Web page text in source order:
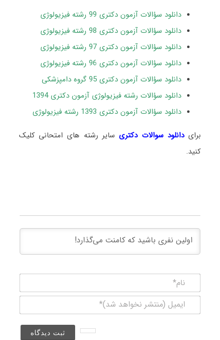
دانلود سؤالات آزمون دکتری 99 رشته فیزیولوژی
دانلود سؤالات آزمون دکتری 98 رشته فیزیولوژی
دانلود سؤالات آزمون دکتری 97 رشته فیزیولوژی
دانلود سؤالات آزمون دکتری 96 رشته فیزیولوژی
دانلود سؤالات آزمون دکتری 95 گروه دامپزشکی
دانلود سؤالات رشته فیزیولوژی آزمون دکتری 1394
دانلود سؤالات آزمون دکتری 1393 رشته فیزیولوژی
برایدانلود سوالات دکتری سایر رشته های امتحانی کلیک
کنید.
(منتشر